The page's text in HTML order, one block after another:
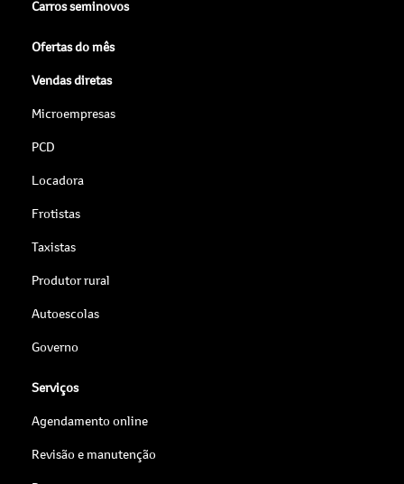
Carros seminovos
Ofertas do mês
Vendas diretas
Microempresas
PCD
Locadora
Frotistas
Taxistas
Produtor rural
Autoescolas
Governo
Serviços
Agendamento online
Revisão e manutenção